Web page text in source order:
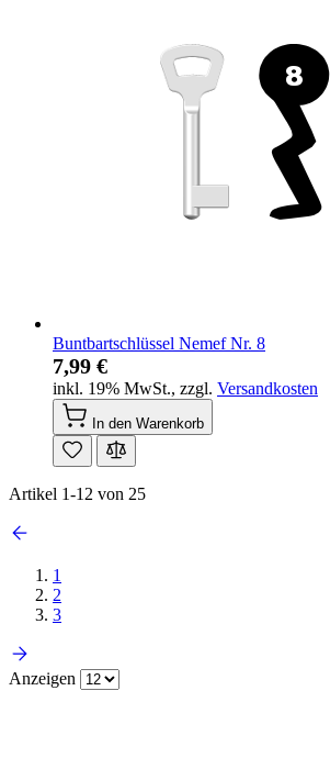
Buntbartschlüssel Nemef Nr. 8
7,99 €
inkl. 19% MwSt., zzgl. Versandkosten
In den Warenkorb
Artikel 1-12 von 25
1
2
3
Anzeigen